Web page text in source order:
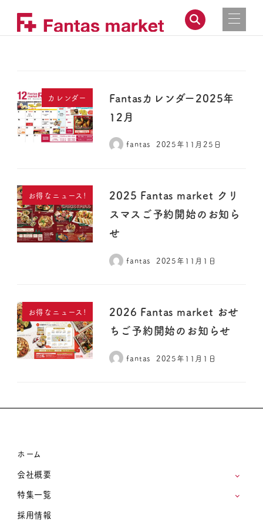
カレンダー
Fantasカレンダー2025年
12月
fantas 2025年11月25日
お得なニュース!
2025 Fantas market クリ
スマスご予約開始のお知ら
せ
fantas 2025年11月1日
お得なニュース!
2026 Fantas market おせ
ちご予約開始のお知らせ
fantas 2025年11月1日
ホーム
会社概要
特集一覧
採用情報